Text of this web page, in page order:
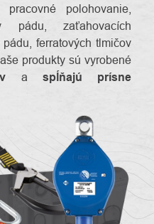
polohovanie,
pádu, zaťahovacích
ferratových tlmičov
produkty sú vyrobené
a spĺňajú prísne